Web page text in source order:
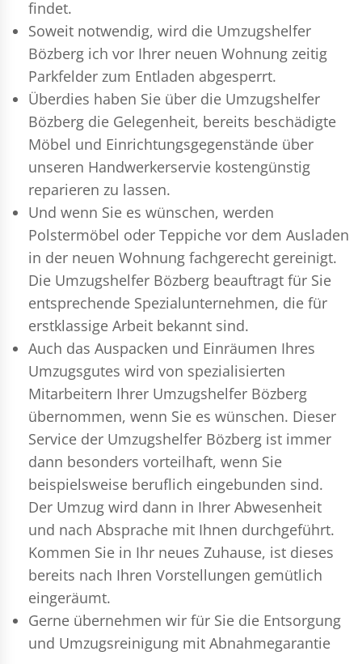
findet.
Soweit notwendig, wird die Umzugshelfer
Bözberg ich vor Ihrer neuen Wohnung zeitig
Parkfelder zum Entladen abgesperrt.
Überdies haben Sie über die Umzugshelfer
Bözberg die Gelegenheit, bereits beschädigte
Möbel und Einrichtungsgegenstände über
unseren Handwerkerservie kostengünstig
reparieren zu lassen.
Und wenn Sie es wünschen, werden
Polstermöbel oder Teppiche vor dem Ausladen
in der neuen Wohnung fachgerecht gereinigt.
Die Umzugshelfer Bözberg beauftragt für Sie
entsprechende Spezialunternehmen, die für
erstklassige Arbeit bekannt sind.
Auch das Auspacken und Einräumen Ihres
Umzugsgutes wird von spezialisierten
Mitarbeitern Ihrer Umzugshelfer Bözberg
übernommen, wenn Sie es wünschen. Dieser
Service der Umzugshelfer Bözberg ist immer
dann besonders vorteilhaft, wenn Sie
beispielsweise beruflich eingebunden sind.
Der Umzug wird dann in Ihrer Abwesenheit
und nach Absprache mit Ihnen durchgeführt.
Kommen Sie in Ihr neues Zuhause, ist dieses
bereits nach Ihren Vorstellungen gemütlich
eingeräumt.
Gerne übernehmen wir für Sie die Entsorgung
und Umzugsreinigung mit Abnahmegarantie